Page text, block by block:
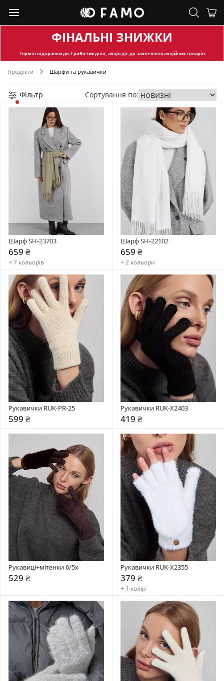
ФІНАЛЬНІ ЗНИЖКИ
Термін відправкидо 7 робочих днів, акція діє до закінчення акційних товарів
Продукти Шарфи та рукавички
Фільтр Сортування по:
Шарф SH-23703
659 ₴
+ 7 кольорів
Шарф SH-22102
659 ₴
+ 2 кольори
Рукавички RUK-PR-25
599 ₴
Рукавички RUK-X2403
419 ₴
Рукавиці+мітенки 6/5x
529 ₴
Рукавички RUK-X2355
379 ₴
+ 1 колір